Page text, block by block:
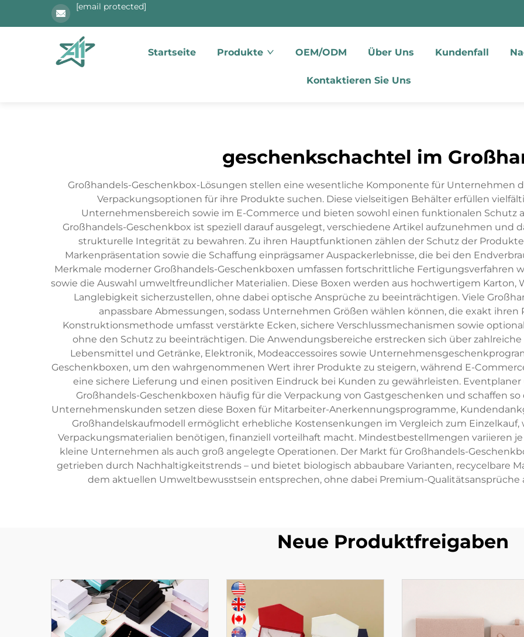
[email protected]
Startseite Produkte OEM/ODM Über Uns Kundenfall
Kontaktieren Sie Uns
geschenkschachtel im
Großhandels-Geschenkbox-Lösungen stellen eine wesentliche Komponente für Unternehmen
Verpackungsoptionen für ihre Produkte suchen. Diese vielseitigen Behälter erfüllen
Unternehmensbereich sowie im E-Commerce und bieten sowohl einen funktionalen Schutz
Großhandels-Geschenkbox ist speziell darauf ausgelegt, verschiedene Artikel aufzunehmen und
strukturelle Integrität zu bewahren. Zu ihren Hauptfunktionen zählen der Schutz der
Markenpräsentation sowie die Schaffung einprägsamer Auspackerlebnisse, die bei den
Merkmale moderner Großhandels-Geschenkboxen umfassen fortschrittliche Fertigungsverfahren
sowie die Auswahl umweltfreundlicher Materialien. Diese Boxen werden aus hochwertigem Karton,
Langlebigkeit sicherzustellen, ohne dabei optische Ansprüche zu beeinträchtigen. Viele
anpassbare Abmessungen, sodass Unternehmen Größen wählen können, die exakt
Konstruktionsmethode umfasst verstärkte Ecken, sichere Verschlussmechanismen sowie
ohne den Schutz zu beeinträchtigen. Die Anwendungsbereiche erstrecken sich über
Lebensmittel und Getränke, Elektronik, Modeaccessoires sowie
Geschenkboxen, um den wahrgenommenen Wert ihrer Produkte zu steigern, während E-
eine sichere Lieferung und einen positiven Eindruck bei Kunden zu gewährleisten.
Großhandels-Geschenkboxen häufig für die Verpackung von Gastgeschenken und schaffen
Unternehmenskunden setzen diese Boxen für Mitarbeiter-Anerkennungsprogramme,
Großhandelskaufmodell ermöglicht erhebliche Kostensenkungen im Vergleich zum
Verpackungsmaterialien benötigen, finanziell vorteilhaft macht. Mindestbestellmengen variieren
kleine Unternehmen als auch groß angelegte Operationen. Der Markt für Großhandels-
getrieben durch Nachhaltigkeitstrends – und bietet biologisch abbaubare Varianten, recycelbare
dem aktuellen Umweltbewusstsein entsprechen, ohne dabei Premium-Qualitätsansprüche
Neue Produktfreigaben